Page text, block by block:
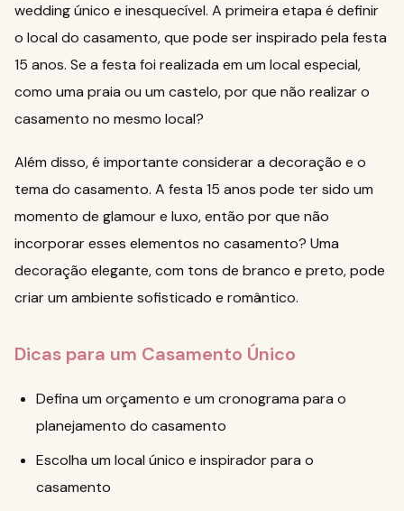
wedding único e inesquecível. A primeira etapa é definir
o local do casamento, que pode ser inspirado pela festa
15 anos. Se a festa foi realizada em um local especial,
como uma praia ou um castelo, por que não realizar o
casamento no mesmo local?
Além disso, é importante considerar a decoração e o
tema do casamento. A festa 15 anos pode ter sido um
momento de glamour e luxo, então por que não
incorporar esses elementos no casamento? Uma
decoração elegante, com tons de branco e preto, pode
criar um ambiente sofisticado e romântico.
Dicas para um Casamento Único
Defina um orçamento e um cronograma para o
planejamento do casamento
Escolha um local único e inspirador para o
casamento